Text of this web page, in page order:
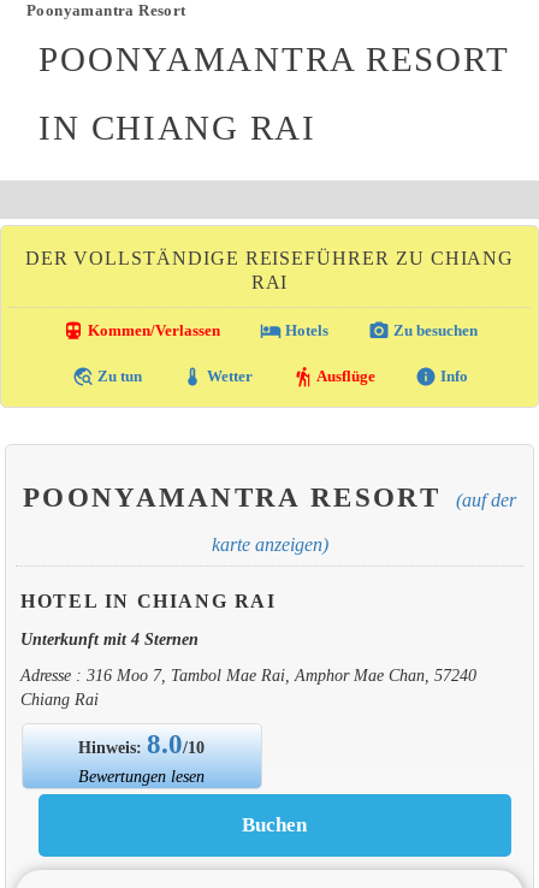
Poonyamantra Resort
POONYAMANTRA RESORT
IN CHIANG RAI
DER VOLLSTÄNDIGE REISEFÜHRER ZU CHIANG
RAI
directions_transit Kommen/Verlassen local_hotelHotels photo_camera Zu besuchen
travel_explore Zu tun thermostat Wetter hiking Ausflüge info Info
POONYAMANTRA RESORT (auf der
karte anzeigen)
HOTEL IN CHIANG RAI
Unterkunft mit 4 Sternen
Adresse : 316 Moo 7, Tambol Mae Rai, Amphor Mae Chan, 57240
Chiang Rai
Hinweis:8.0/10
Bewertungen lesen